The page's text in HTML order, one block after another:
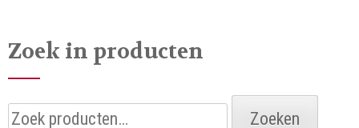
Zoek in producten
Zoeken
Zoeken